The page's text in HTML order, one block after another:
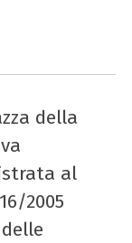
della
al
2005